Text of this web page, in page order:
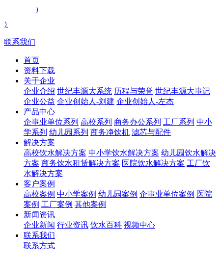
        )
联系我们
首页
资料下载
关于企业
企业介绍 世纪丰源大系统 历程与荣誉 世纪丰源大事记
企业公益 企业创始人-刘建 企业创始人-左杰
产品中心
企事业单位系列 高校系列 商务办公系列 工厂系列 中小
学系列 幼儿园系列 商务净饮机 滤芯与配件
解决方案
高校饮水解决方案 中小学饮水解决方案 幼儿园饮水解决
方案 商务饮水租赁解决方案 医院饮水解决方案 工厂饮
水解决方案
客户案例
高校案例 中小学案例 幼儿园案例 企事业单位案例 医院
案例 工厂案例 其他案例
新闻资讯
企业新闻 行业资讯 饮水百科 视频中心
联系我们
联系方式